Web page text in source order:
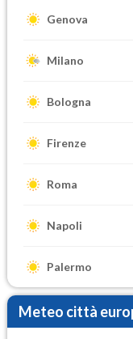
Genova
Milano
Bologna
Firenze
Roma
Napoli
Palermo
Meteo città